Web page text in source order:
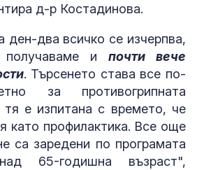
д-р Костадинова.
ден-два всичко се изчерпва,
и почти вече
. Търсенето става все по-
за противогрипната
тя е изпитана с времето, че
като профилактика. Все още
са заредени по програмата
65-годишна възраст",